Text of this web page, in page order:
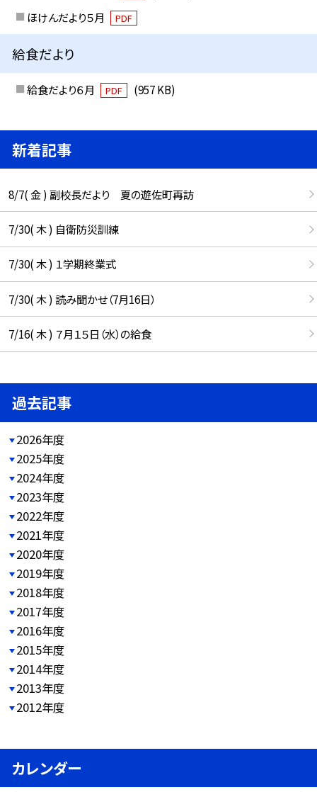
ほけんだより５月
PDF
給食だより
給食だより６月 PDF (957 KB)
新着記事
8/7( 金 ) 副校長だより 夏の遊佐町再訪
7/30( 木 ) 自衛防災訓練
7/30( 木 ) １学期終業式
7/30( 木 ) 読み聞かせ（7月16日）
7/16( 木 ) ７月１５日（水）の給食
過去記事
2026年度
2025年度
2024年度
2023年度
2022年度
2021年度
2020年度
2019年度
2018年度
2017年度
2016年度
2015年度
2014年度
2013年度
2012年度
カレンダー